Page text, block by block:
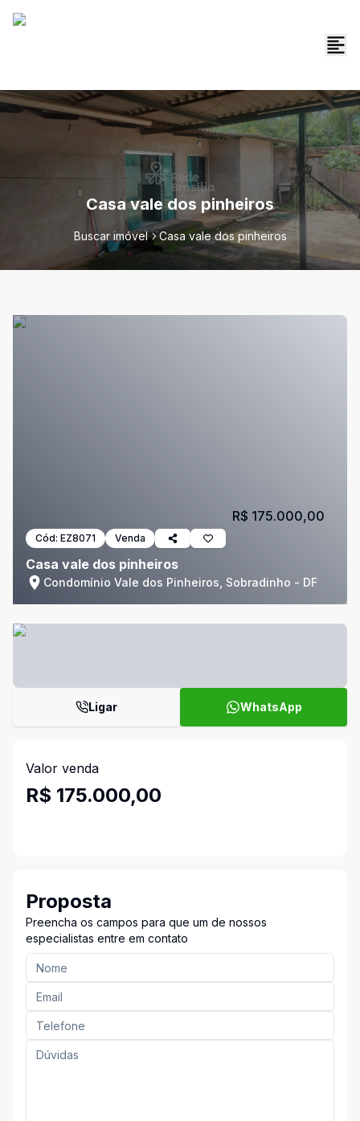
Casa vale dos pinheiros
Buscar imóvel Casa vale dos pinheiros
Cód: EZ8071 Venda
Casa vale dos pinheiros
Condomínio Vale dos Pinheiros, Sobradinho - DF
R$ 175.000,00
Ligar WhatsApp
Valor venda
R$ 175.000,00
Proposta
Preencha os campos para que um de nossos
especialistas entre em contato